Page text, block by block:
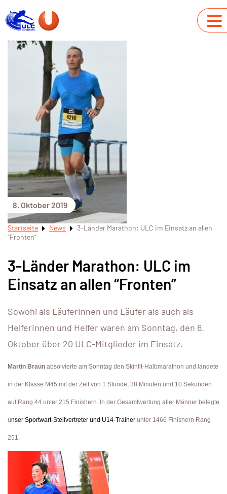
8. Oktober 2019
Startseite News
3-Länder Marathon: ULC im Einsatz an allen
“Fronten”
3-Länder Marathon: ULC im
Einsatz an allen “Fronten”
Sowohl als Läuferinnen und Läufer als auch als
Helferinnen und Helfer waren am Sonntag, den 6.
Oktober über 20 ULC-Mitglieder im Einsatz.
Martin Braun absolvierte am Sonntag den Skinfit-Halbmarathon und landete
in der Klasse M45 mit der Zeit von 1 Stunde, 38 Minuten und 10 Sekunden
auf Rang 44 unter 215 Finishern. In der Gesamtwertung aller Männer belegte
unser Sportwart-Stellvertreter und U14-Trainer unter 1466 Finishern Rang
251.